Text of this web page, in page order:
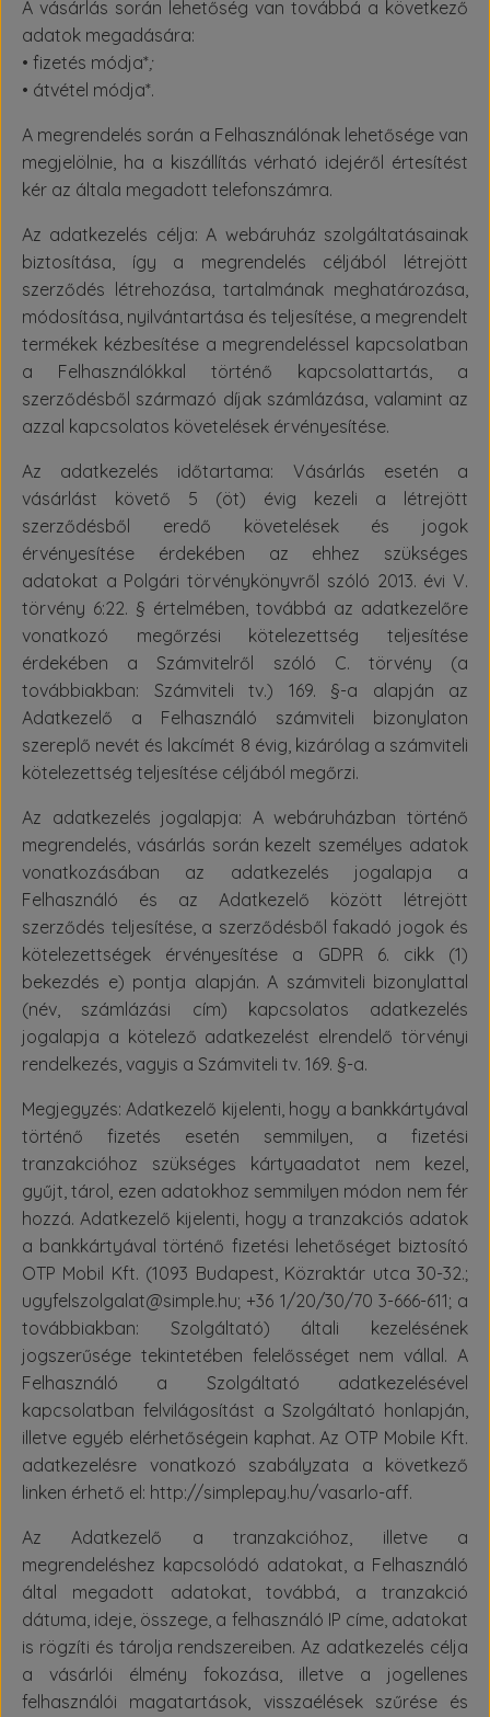
A vásárlás során lehetőség van továbbá a következő
adatok megadására:
• fizetés módja*;
• átvétel módja*.
A megrendelés során a Felhasználónak lehetősége van
megjelölnie, ha a kiszállítás vérható idejéről értesítést
kér az általa megadott telefonszámra.
Az adatkezelés célja: A webáruház szolgáltatásainak
biztosítása, így a megrendelés céljából létrejött
szerződés létrehozása, tartalmának meghatározása,
módosítása, nyilvántartása és teljesítése, a megrendelt
termékek kézbesítése a megrendeléssel kapcsolatban
a Felhasználókkal történő kapcsolattartás, a
szerződésből származó díjak számlázása, valamint az
azzal kapcsolatos követelések érvényesítése.
Az adatkezelés időtartama: Vásárlás esetén a
vásárlást követő 5 (öt) évig kezeli a létrejött
szerződésből eredő követelések és jogok
érvényesítése érdekében az ehhez szükséges
adatokat a Polgári törvénykönyvről szóló 2013. évi V.
törvény 6:22. § értelmében, továbbá az adatkezelőre
vonatkozó megőrzési kötelezettség teljesítése
érdekében a Számvitelről szóló C. törvény (a
továbbiakban: Számviteli tv.) 169. §-a alapján az
Adatkezelő a Felhasználó számviteli bizonylaton
szereplő nevét és lakcímét 8 évig, kizárólag a számviteli
kötelezettség teljesítése céljából megőrzi.
Az adatkezelés jogalapja: A webáruházban történő
megrendelés, vásárlás során kezelt személyes adatok
vonatkozásában az adatkezelés jogalapja a
Felhasználó és az Adatkezelő között létrejött
szerződés teljesítése, a szerződésből fakadó jogok és
kötelezettségek érvényesítése a GDPR 6. cikk (1)
bekezdés e) pontja alapján. A számviteli bizonylattal
(név, számlázási cím) kapcsolatos adatkezelés
jogalapja a kötelező adatkezelést elrendelő törvényi
rendelkezés, vagyis a Számviteli tv. 169. §-a.
Megjegyzés: Adatkezelő kijelenti, hogy a bankkártyával
történő fizetés esetén semmilyen, a fizetési
tranzakcióhoz szükséges kártyaadatot nem kezel,
gyűjt, tárol, ezen adatokhoz semmilyen módon nem fér
hozzá. Adatkezelő kijelenti, hogy a tranzakciós adatok
a bankkártyával történő fizetési lehetőséget biztosító
OTP Mobil Kft. (1093 Budapest, Közraktár utca 30-32.;
ugyfelszolgalat@simple.hu; +36 1/20/30/70 3-666-611; a
továbbiakban: Szolgáltató) általi kezelésének
jogszerűsége tekintetében felelősséget nem vállal. A
Felhasználó a Szolgáltató adatkezelésével
kapcsolatban felvilágosítást a Szolgáltató honlapján,
illetve egyéb elérhetőségein kaphat. Az OTP Mobile Kft.
adatkezelésre vonatkozó szabályzata a következő
linken érhető el: http://simplepay.hu/vasarlo-aff.
Az Adatkezelő a tranzakcióhoz, illetve a
megrendeléshez kapcsolódó adatokat, a Felhasználó
által megadott adatokat, továbbá, a tranzakció
dátuma, ideje, összege, a felhasználó IP címe, adatokat
is rögzíti és tárolja rendszereiben. Az adatkezelés célja
a vásárlói élmény fokozása, illetve a jogellenes
felhasználói magatartások, visszaélések szűrése és